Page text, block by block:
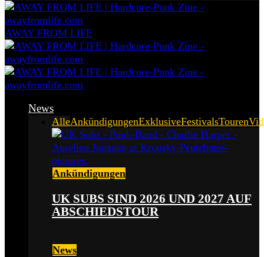
AWAY FROM LIFE
News
AlleAnkündigungenExklusiveFestivalsTouren
Ankündigungen
UK SUBS SIND 2026 UND 2027 AUF
ABSCHIEDSTOUR
News